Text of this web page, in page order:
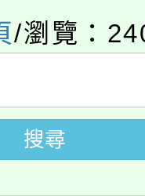
住民語歌
學年度第
甄選結果(
學年度第
甄選結果
大學推廣
通分析基
府辦理
/瀏覽：
搜尋